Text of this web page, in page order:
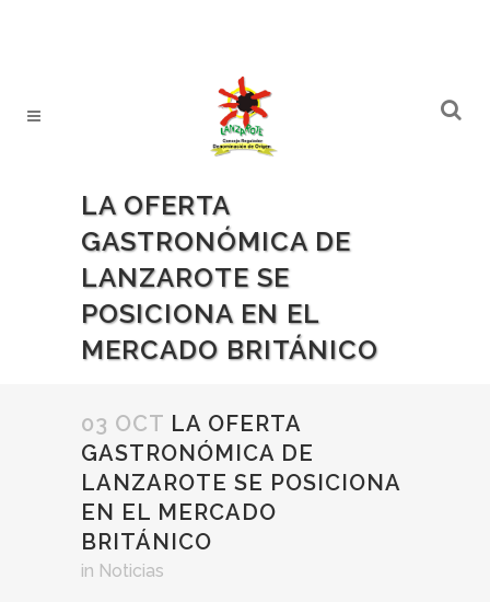
LA OFERTA
GASTRONÓMICA DE
LANZAROTE SE
POSICIONA EN EL
MERCADO BRITÁNICO
03 OCT LA OFERTA
GASTRONÓMICA DE
LANZAROTE SE POSICIONA
EN EL MERCADO
BRITÁNICO
in Noticias